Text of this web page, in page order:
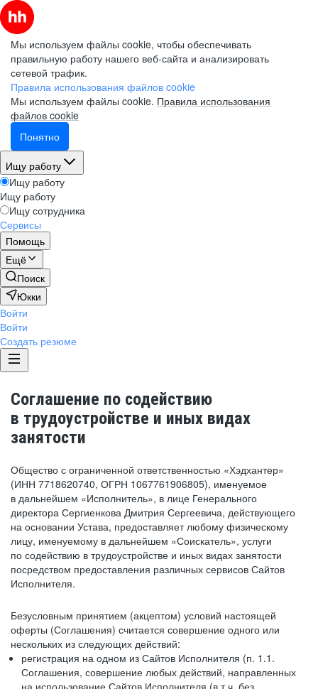
Мы используем файлы cookie, чтобы обеспечивать
правильную работу нашего веб-сайта и анализировать
сетевой трафик.
Правила использования файлов cookie
Мы используем файлы cookie. Правила использования
файлов cookie
Понятно
Ищу работу
Ищу работу
Ищу работу
Ищу сотрудника
Сервисы
Помощь
Ещё
Поиск
Юкки
Войти
Войти
Создать резюме
Соглашение по содействию
в трудоустройстве и иных видах
занятости
Общество с ограниченной ответственностью «Хэдхантер»
(ИНН 7718620740, ОГРН 1067761906805), именуемое
в дальнейшем «Исполнитель», в лице Генерального
директора Сергиенкова Дмитрия Сергеевича, действующего
на основании Устава, предоставляет любому физическому
лицу, именуемому в дальнейшем «Соискатель», услуги
по содействию в трудоустройстве и иных видах занятости
посредством предоставления различных сервисов Сайтов
Исполнителя.
Безусловным принятием (акцептом) условий настоящей
оферты (Соглашения) считается совершение одного или
нескольких из следующих действий:
регистрация на одном из Сайтов Исполнителя (п. 1.1.
Соглашения, совершение любых действий, направленных
на использование Сайтов Исполнителя (в т.ч. без